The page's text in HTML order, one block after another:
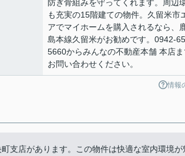
防ぎ骨組みを守ってくれます。周辺
も充実の15階建ての物件。久留米市
アでマイホームを購入されるなら、
島本線久留米がお勧めです。0942-
5660からみんなの不動産本舗 本店
お問い合わせください。
情報
支店があります。この物件は快適な室内環境が